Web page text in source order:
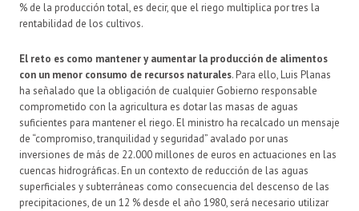
% de la producción total, es decir, que el riego multiplica por tres la
rentabilidad de los cultivos.
El reto es como mantener y aumentar la producción de alimentos
con un menor consumo de recursos naturales. Para ello, Luis Planas
ha señalado que la obligación de cualquier Gobierno responsable
comprometido con la agricultura es dotar las masas de aguas
suficientes para mantener el riego. El ministro ha recalcado un mensaje
de “compromiso, tranquilidad y seguridad” avalado por unas
inversiones de más de 22.000 millones de euros en actuaciones en las
cuencas hidrográficas. En un contexto de reducción de las aguas
superficiales y subterráneas como consecuencia del descenso de las
precipitaciones, de un 12 % desde el año 1980, será necesario utilizar